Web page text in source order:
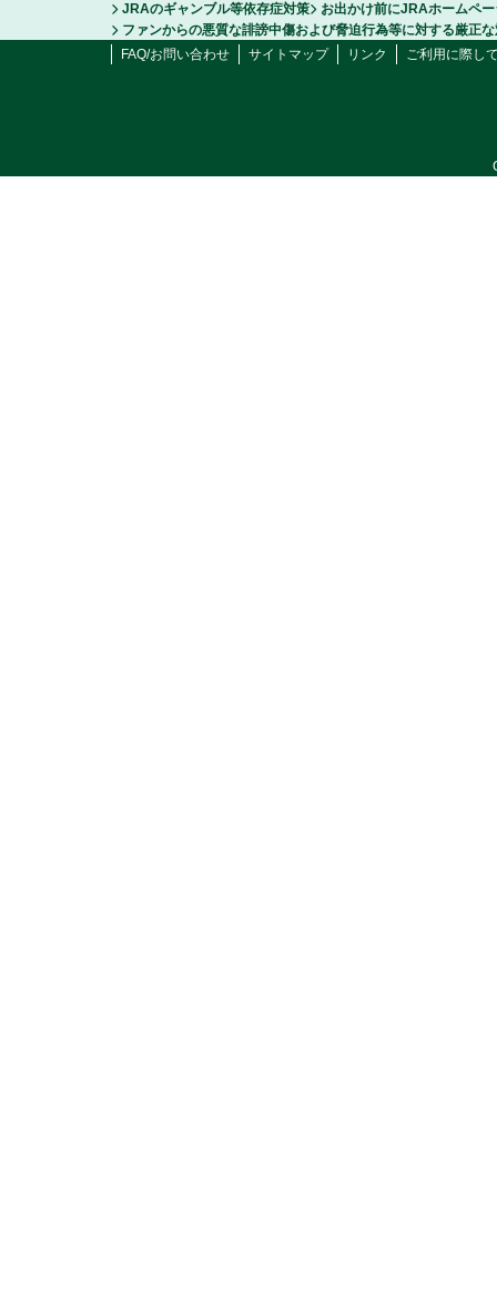
JRAのギャンブル等依存症対策
お出かけ前にJRAホームペ
ファンからの悪質な誹謗中傷および脅迫行為等に対する厳正
FAQ/お問い合わせ
サイトマップ リンク ご利用に際し